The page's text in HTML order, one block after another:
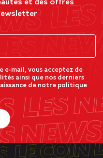
et des offres
e-mail, vous acceptez de
ainsi que nos derniers
de notre politique